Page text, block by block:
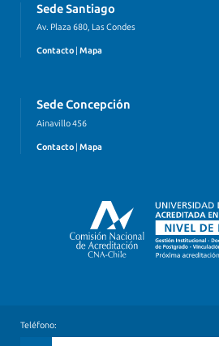
Sede Santiago
Av. Plaza 680, Las Condes
Contacto Mapa
Sede Concepción
Ainavillo 456
Contacto Mapa
Teléfono: